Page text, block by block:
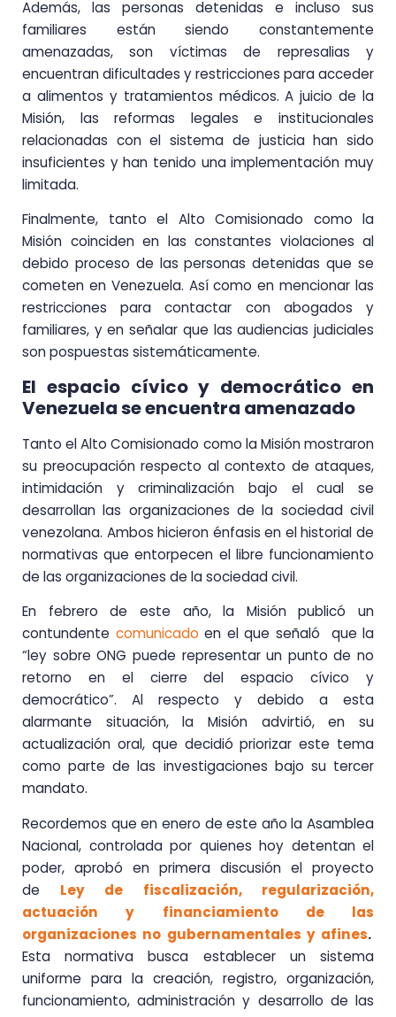
Además, las personas detenidas e incluso sus
familiares están siendo constantemente
amenazadas, son víctimas de represalias y
encuentran dificultades y restricciones para acceder
a alimentos y tratamientos médicos. A juicio de la
Misión, las reformas legales e institucionales
relacionadas con el sistema de justicia han sido
insuficientes y han tenido una implementación muy
limitada.
Finalmente, tanto el Alto Comisionado como la
Misión coinciden en las constantes violaciones al
debido proceso de las personas detenidas que se
cometen en Venezuela. Así como en mencionar las
restricciones para contactar con abogados y
familiares, y en señalar que las audiencias judiciales
son pospuestas sistemáticamente.
El espacio cívico y democrático en
Venezuela se encuentra amenazado
Tanto el Alto Comisionado como la Misión mostraron
su preocupación respecto al contexto de ataques,
intimidación y criminalización bajo el cual se
desarrollan las organizaciones de la sociedad civil
venezolana. Ambos hicieron énfasis en el historial de
normativas que entorpecen el libre funcionamiento
de las organizaciones de la sociedad civil.
En febrero de este año, la Misión publicó un
contundente comunicado en el que señaló que la
“ley sobre ONG puede representar un punto de no
retorno en el cierre del espacio cívico y
democrático”. Al respecto y debido a esta
alarmante situación, la Misión advirtió, en su
actualización oral, que decidió priorizar este tema
como parte de las investigaciones bajo su tercer
mandato.
Recordemos que en enero de este año la Asamblea
Nacional, controlada por quienes hoy detentan el
poder, aprobó en primera discusión el proyecto
de Ley de fiscalización, regularización,
actuación y financiamiento de las
organizaciones no gubernamentales y afines.
Esta normativa busca establecer un sistema
uniforme para la creación, registro, organización,
funcionamiento, administración y desarrollo de las